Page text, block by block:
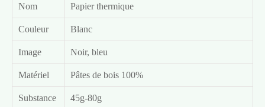
Nom Papier thermique
Couleur Blanc
Image Noir, bleu
Matériel Pâtes de bois 100%
Substance 45g-80g